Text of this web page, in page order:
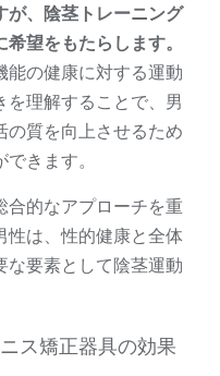
が、陰茎トレーニング
望をもたらします。
能の健康に対する運動
理解することで、男
の質を向上させるため
きます。
合的なアプローチを重
性は、性的健康と全体
な要素として陰茎運動
ス矯正器具の効果